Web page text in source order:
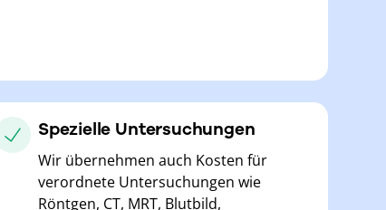
Spezielle Untersuchungen
Wir übernehmen auch Kosten für
verordnete Untersuchungen wie
Röntgen, CT, MRT, Blutbild,